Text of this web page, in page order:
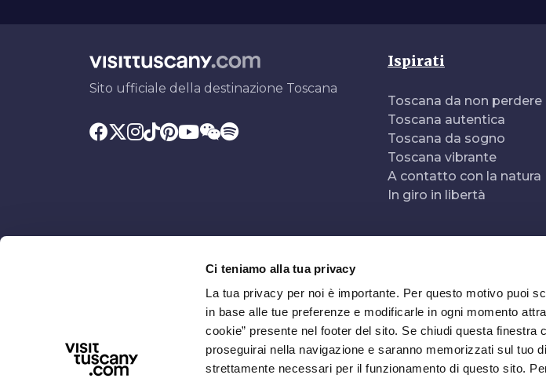
Ci teniamo alla tua privacy
La tua privacy per noi è importante. Per questo motivo puoi
in base alle tue preferenze e modificarle in ogni momento
cookie” presente nel footer del sito. Se chiudi questa finestra
proseguirai nella navigazione e saranno memorizzati sul tuo
strettamente necessari per il funzionamento di questo sito.
Sito ufficiale della destinazione Toscana
Ispirati
Toscana da non perdere
Toscana autentica
Toscana da sogno
Toscana vibrante
A contatto con la natura
In giro in libertà